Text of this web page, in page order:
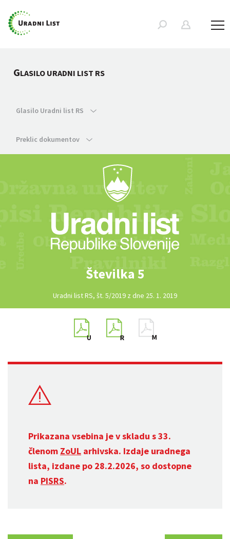
GLASILO URADNI LIST RS
Glasilo Uradni list RS
Preklic dokumentov
Številka 5
Uradni list RS, št. 5/2019 z dne 25. 1. 2019
Prikazana vsebina je v skladu s 33.
členom ZoUL arhivska. Izdaje uradnega
lista, izdane po 28.2.2026, so dostopne
na PISRS.